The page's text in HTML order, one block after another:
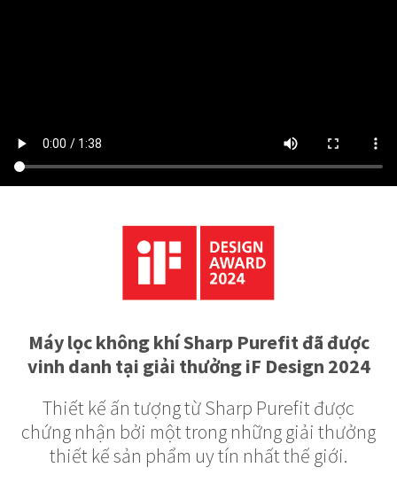
Máy lọc không khí Sharp Purefit đã được
vinh danh tại giải thưởng iF Design 2024
Thiết kế ấn tượng từ Sharp Purefit được
chứng nhận bởi một trong những giải thưởng
thiết kế sản phẩm uy tín nhất thế giới.